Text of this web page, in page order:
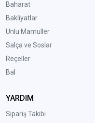
Baharat
Bakliyatlar
Unlu Mamuller
Salça ve Soslar
Reçeller
Bal
YARDIM
Sipariş Takibi